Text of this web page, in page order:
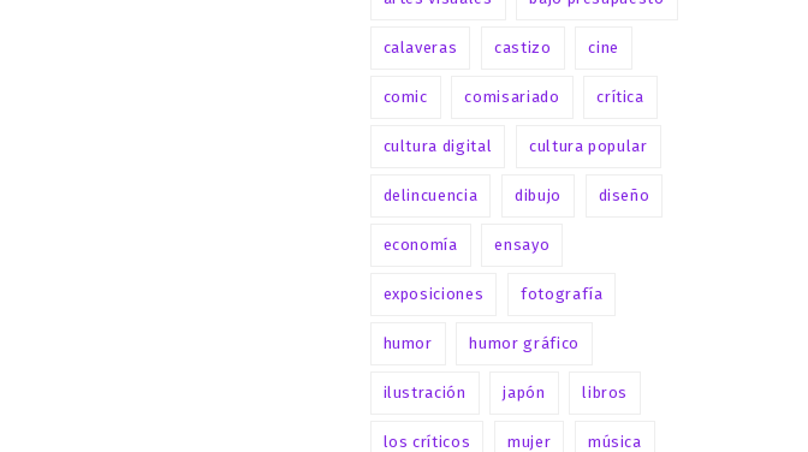
calaveras castizo cine
comic comisariado crítica
cultura digital cultura popular
delincuencia dibujo diseño
economía ensayo
exposiciones fotografía
humor humor gráfico
ilustración japón libros
los críticos mujer música